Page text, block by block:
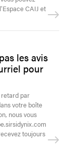
CAIJ et
les avis
pour
retard par
votre boîte
nous vous
toujours